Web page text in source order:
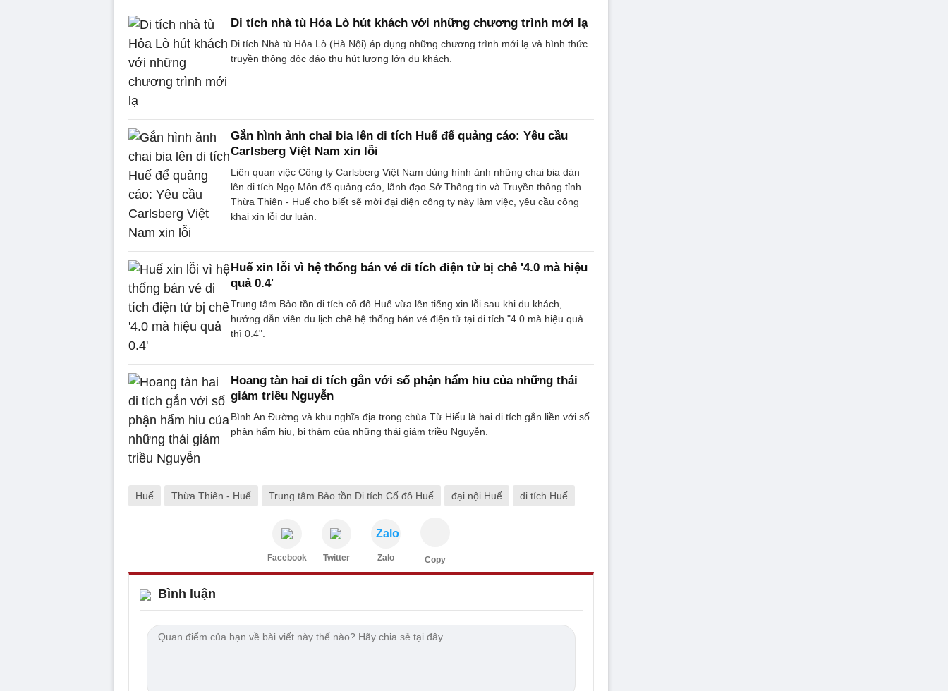
Di tích nhà tù Hỏa Lò hút khách với những chương trình mới lạ
Di tích Nhà tù Hỏa Lò (Hà Nội) áp dụng những chương trình mới lạ và hình thức
truyền thông độc đáo thu hút lượng lớn du khách.
Gắn hình ảnh chai bia lên di tích Huế để quảng cáo: Yêu cầu
Carlsberg Việt Nam xin lỗi
Liên quan việc Công ty Carlsberg Việt Nam dùng hình ảnh những chai bia dán
lên di tích Ngọ Môn để quảng cáo, lãnh đạo Sở Thông tin và Truyền thông tỉnh
Thừa Thiên - Huế cho biết sẽ mời đại diện công ty này làm việc, yêu cầu công
khai xin lỗi dư luận.
Huế xin lỗi vì hệ thống bán vé di tích điện tử bị chê '4.0 mà hiệu
quả 0.4'
Trung tâm Bảo tồn di tích cố đô Huế vừa lên tiếng xin lỗi sau khi du khách,
hướng dẫn viên du lịch chê hệ thống bán vé điện tử tại di tích "4.0 mà hiệu quả
thì 0.4".
Hoang tàn hai di tích gắn với số phận hẩm hiu của những thái
giám triều Nguyễn
Bình An Đường và khu nghĩa địa trong chùa Từ Hiếu là hai di tích gắn liền với số
phận hẩm hiu, bi thảm của những thái giám triều Nguyễn.
Huế Thừa Thiên - Huế Trung tâm Bảo tồn Di tích Cố đô Huế đại nội Huế di tích Huế
Facebook Twitter
Zalo
Zalo Copy
Bình luận